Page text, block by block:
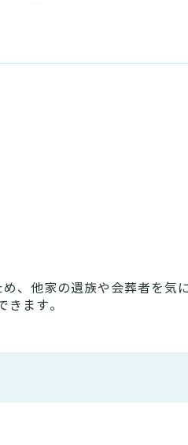
、他家の遺族や会葬者を気
きます。